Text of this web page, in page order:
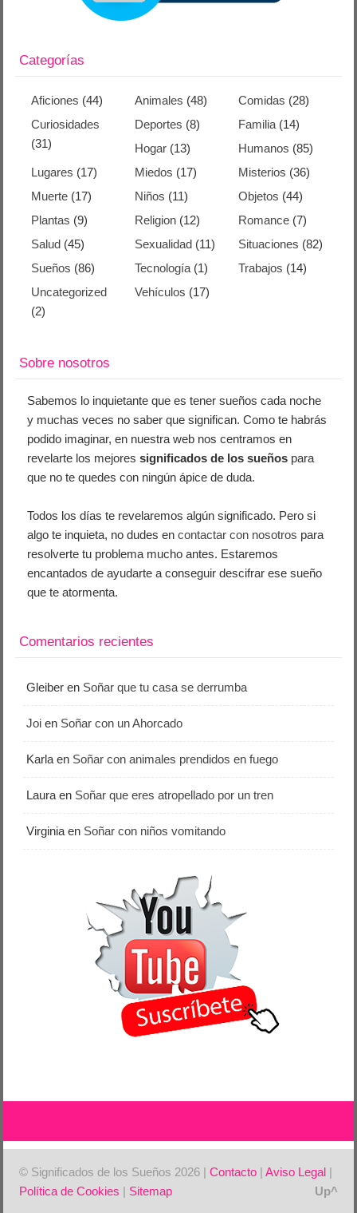
Categorías
Aficiones (44) Animales (48) Comidas (28)
Curiosidades
(31)
Deportes (8) Familia(14)
Hogar (13) Humanos (85)
Lugares (17) Miedos (17) Misterios (36)
Muerte (17) Niños (11) Objetos (44)
Plantas (9) Religion (12) Romance(7)
Salud (45) Sexualidad (11) Situaciones (82)
Sueños (86) Tecnología (1) Trabajos (14)
Uncategorized
(2)
Vehículos (17)
Sobre nosotros
Sabemos lo inquietante que es tener sueños cada noche
y muchas veces no saber que significan. Como te habrás
podido imaginar, en nuestra web nos centramos en
revelarte los mejoressignificados de los sueños para
que no te quedes con ningún ápice de duda.
Todos los días te revelaremos algún significado. Pero si
algo te inquieta, no dudes encontactar con nosotros para
resolverte tu problema mucho antes. Estaremos
encantados de ayudarte a conseguir descifrar ese sueño
que te atormenta.
Comentarios recientes
Gleiber en Soñar que tu casa se derrumba
Joi en Soñar con un Ahorcado
Karla en Soñar con animales prendidos en fuego
Laura en Soñar que eres atropellado por un tren
Virginia en Soñar con niños vomitando
© Significados de los Sueños 2026 |Contacto |Aviso Legal |
Política de Cookies | Sitemap